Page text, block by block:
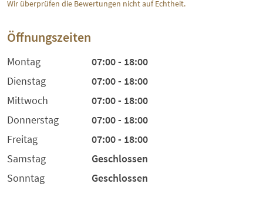
Wir überprüfen die Bewertungen nicht auf Echtheit.
Öffnungszeiten
Montag
07:00 - 18:00
Dienstag
07:00 - 18:00
Mittwoch
07:00 - 18:00
Donnerstag
07:00 - 18:00
Freitag
07:00 - 18:00
Samstag
Geschlossen
Sonntag
Geschlossen